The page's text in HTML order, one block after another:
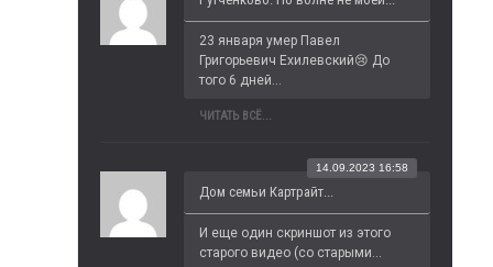
23 января умер Павел
Григорьевич Ехилевский😢 До
того 6 дней...
ЧИТАТЬ ВСЁ...
Дом семьи Картрайт...
14.09.2023 16:58
И еще один скриншот из этого
старого видео (со старыми...